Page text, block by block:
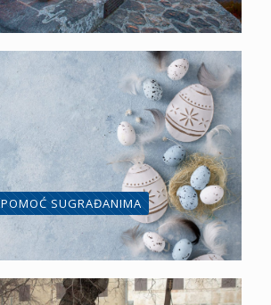
POMOĆ SUGRAĐANIMA